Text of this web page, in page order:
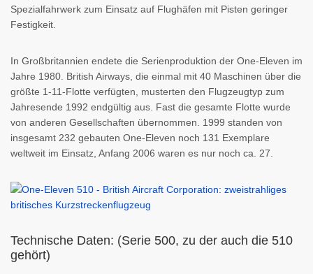
Spezialfahrwerk zum Einsatz auf Flughäfen mit Pisten geringer
Festigkeit.
In Großbritannien endete die Serienproduktion der One-Eleven im
Jahre 1980. British Airways, die einmal mit 40 Maschinen über die
größte 1-11-Flotte verfügten, musterten den Flugzeugtyp zum
Jahresende 1992 endgültig aus. Fast die gesamte Flotte wurde
von anderen Gesellschaften übernommen. 1999 standen von
insgesamt 232 gebauten One-Eleven noch 131 Exemplare
weltweit im Einsatz, Anfang 2006 waren es nur noch ca. 27.
Technische Daten: (Serie 500, zu der auch die 510
gehört)